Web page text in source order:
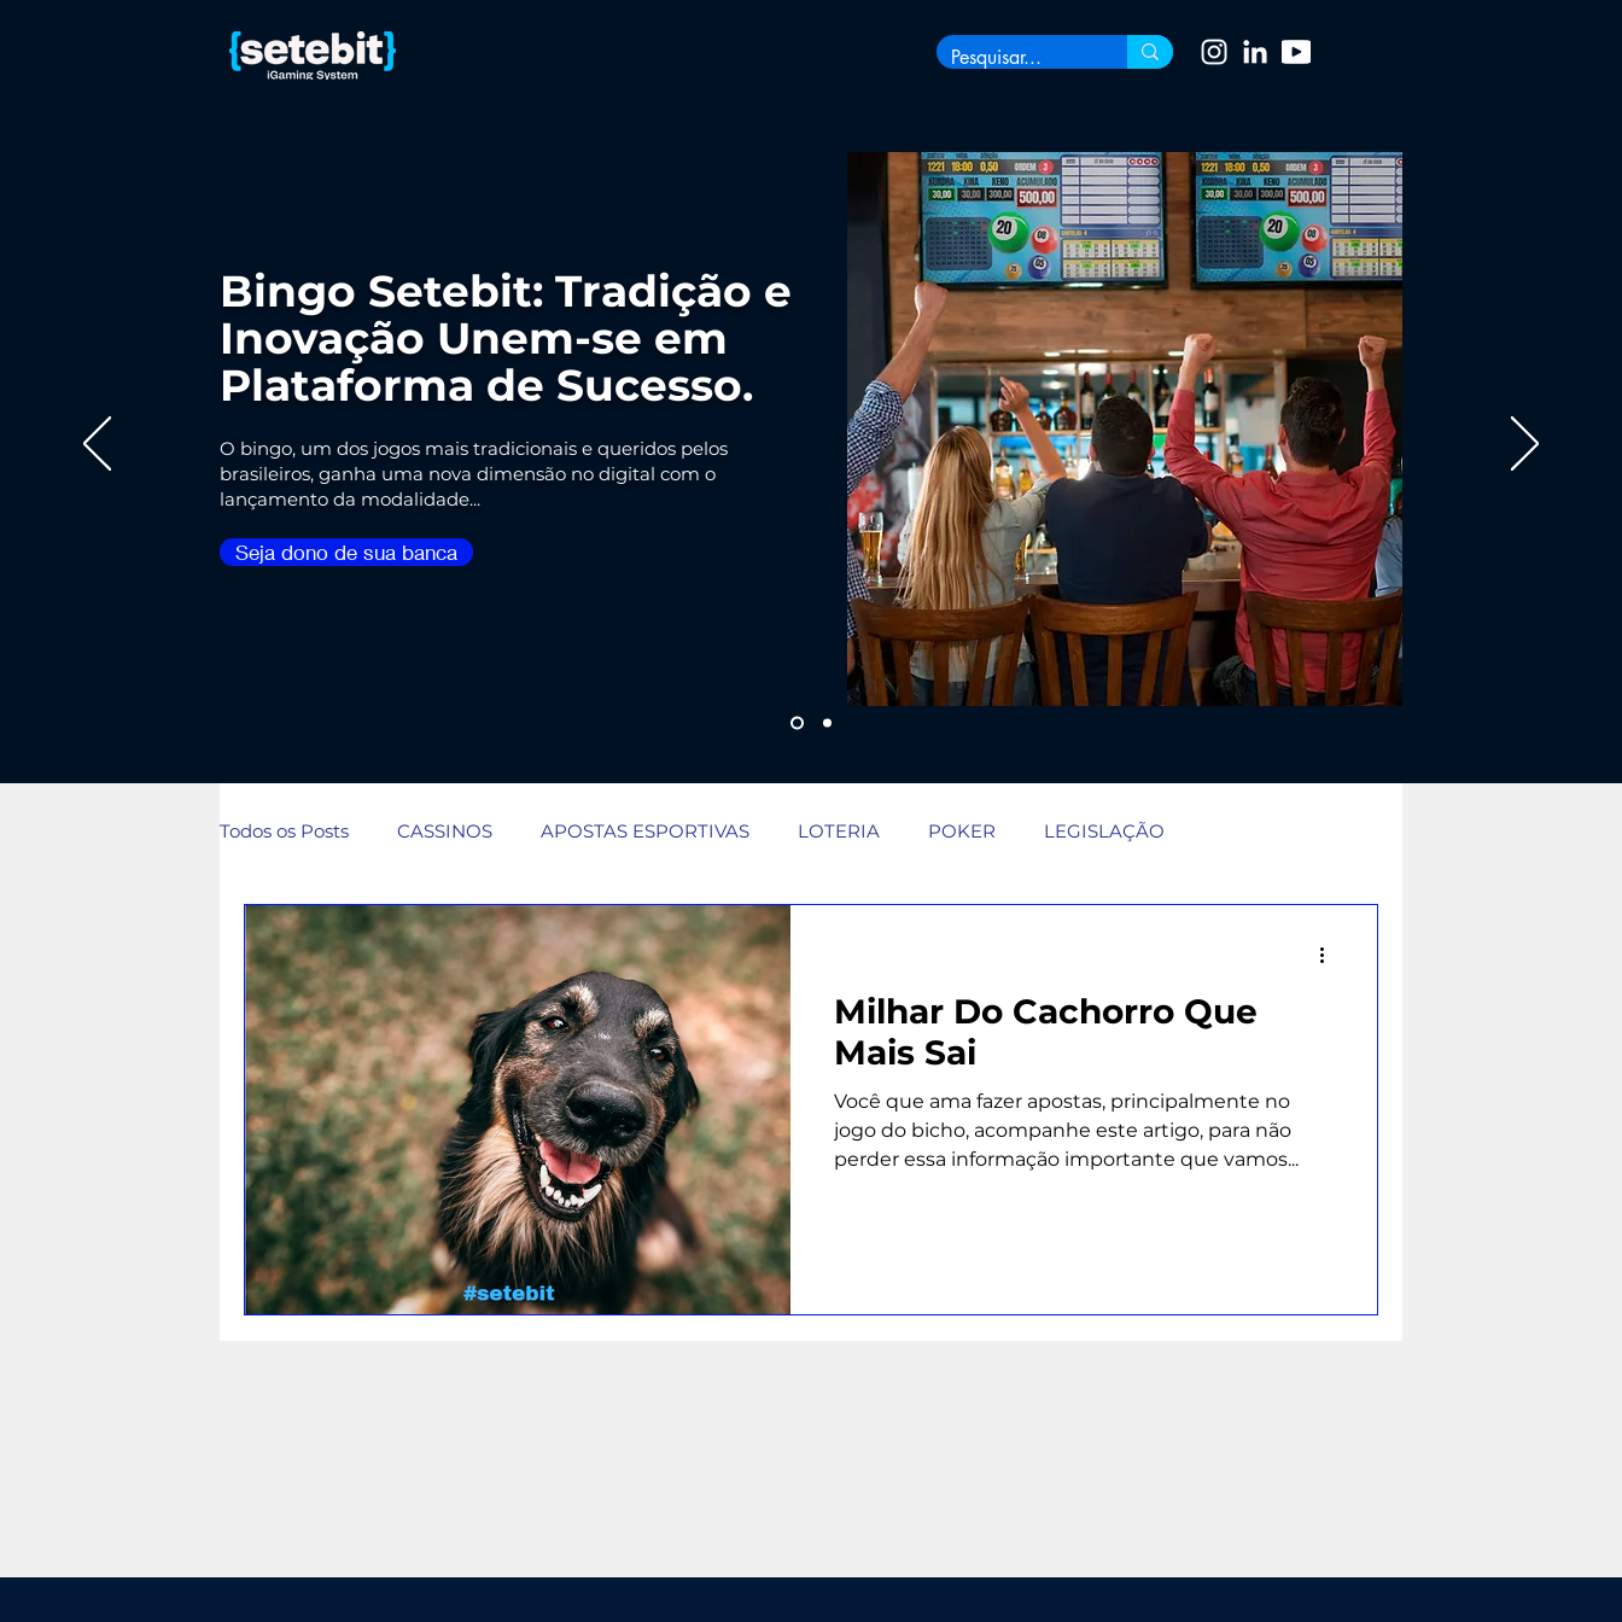
Bingo Setebit: Tradição e
Inovação Unem-se em
Plataforma de Sucesso.
O bingo, um dos jogos mais tradicionais e queridos pelos
brasileiros, ganha uma nova dimensão no digital com o
lançamento da modalidade...
Seja dono de sua banca
Todos os Posts CASSINOS APOSTAS ESPORTIVAS LOTERIA POKER LEGISLAÇÃO
Falta de visão de lucro por modalid Demanda crescente aos fins de seman
Rifas e bolões: do manual à automaç Painel do apostador Setebit vs expeMilhar Do Cachorro Que
Mais Sai
Você que ama fazer apostas, principalmente no
jogo do bicho, acompanhe este artigo, para não
perder essa informação importante que vamos...